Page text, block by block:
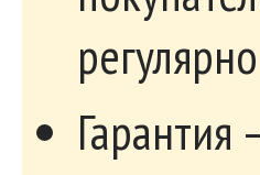
Гарантия